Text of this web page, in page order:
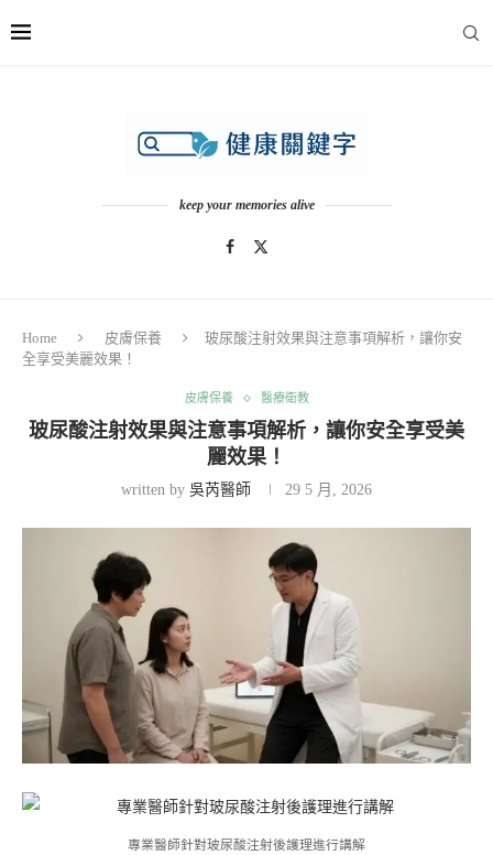
keep your memories alive
Home 皮膚保養
玻尿酸注射效果與注意事項解析，讓你安
全享受美麗效果！
皮膚保養 醫療衛教
玻尿酸注射效果與注意事項解析，讓你安全享受美
麗效果！
written by 吳芮醫師 29 5 月, 2026
專業醫師針對玻尿酸注射後護理進行講解